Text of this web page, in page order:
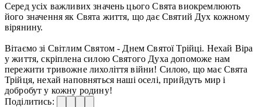
Серед усіх важливих значень цього Свята виокремлюють
його значення як Свята життя, що дає Святий Дух кожному
вірянину.
Вітаємо зі Світлим Святом - Днем Святої Трійці. Нехай Віра
у життя, скріплена силою Святого Духа допоможе нам
пережити тривожне лихоліття війни! Силою, що має Свята
Трійця, нехай наповняться наші оселі, прийдуть мир і
добробут у кожну родину!
Поділитись: